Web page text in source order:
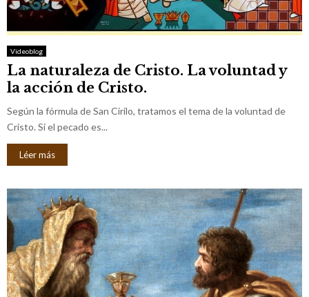
E
N
U
Videoblog
La naturaleza de Cristo. La voluntad y
la acción de Cristo.
Según la fórmula de San Cirilo, tratamos el tema de la voluntad de
Cristo. Si el pecado es...
Léer más